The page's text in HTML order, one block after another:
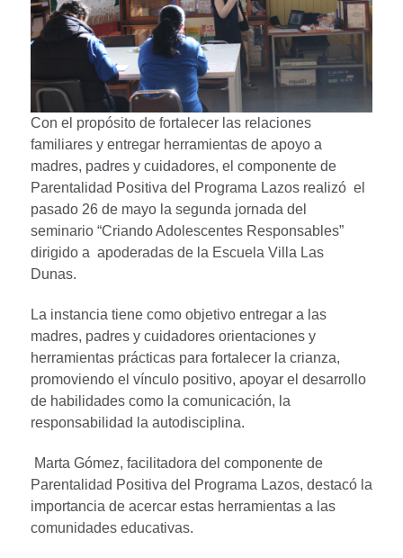
Con el propósito de fortalecer las relaciones
familiares y entregar herramientas de apoyo a
madres, padres y cuidadores, el componente de
Parentalidad Positiva del Programa Lazos realizó el
pasado 26 de mayo la segunda jornada del
seminario “Criando Adolescentes Responsables”
dirigido a apoderadas de la Escuela Villa Las
Dunas.
La instancia tiene como objetivo entregar a las
madres, padres y cuidadores orientaciones y
herramientas prácticas para fortalecer la crianza,
promoviendo el vínculo positivo, apoyar el desarrollo
de habilidades como la comunicación, la
responsabilidad la autodisciplina.
Marta Gómez, facilitadora del componente de
Parentalidad Positiva del Programa Lazos, destacó la
importancia de acercar estas herramientas a las
comunidades educativas.